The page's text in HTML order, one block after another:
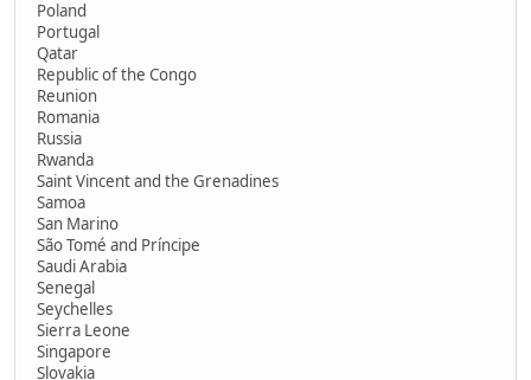
Poland
Portugal
Qatar
Republic of the Congo
Reunion
Romania
Russia
Rwanda
Saint Vincent and the Grenadines
Samoa
San Marino
São Tomé and Príncipe
Saudi Arabia
Senegal
Seychelles
Sierra Leone
Singapore
Slovakia